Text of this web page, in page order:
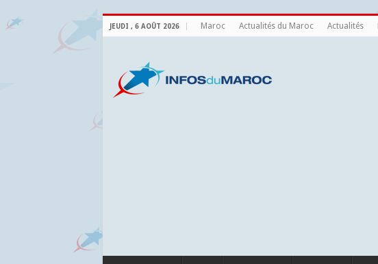
JEUDI , 6 AOÛT 2026 Maroc Actualités du Maroc Actualités